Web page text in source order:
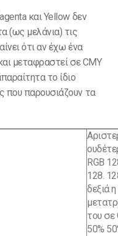
και Yellow δεν
(ως μελάνια) τις
ότι αν έχω ένα
μεταφραστεί σε CMY
το ίδιο
που παρουσιάζουν τα
RGB
128.
δεξιά η
του σε
50%